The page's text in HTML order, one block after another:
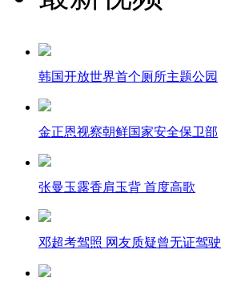
韩国开放世界首个厕所主题公园
金正恩视察朝鲜国家安全保卫部
张曼玉露香肩玉背 首度高歌
邓超考驾照 网友质疑曾无证驾驶